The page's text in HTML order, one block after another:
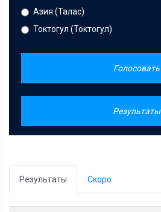
Азия (Талас)
Токтогул (Токтогул)
Голосовать
Результаты
Результаты Скоро